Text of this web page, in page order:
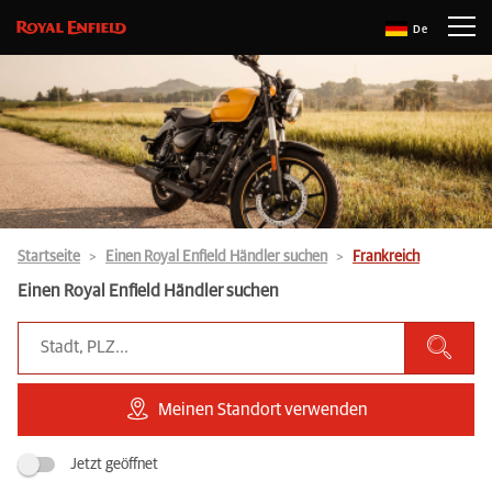
De
Startseite Einen Royal Enfield Händler suchen Frankreich
Einen Royal Enfield Händler suchen
Meinen Standort verwenden
Jetzt geöffnet